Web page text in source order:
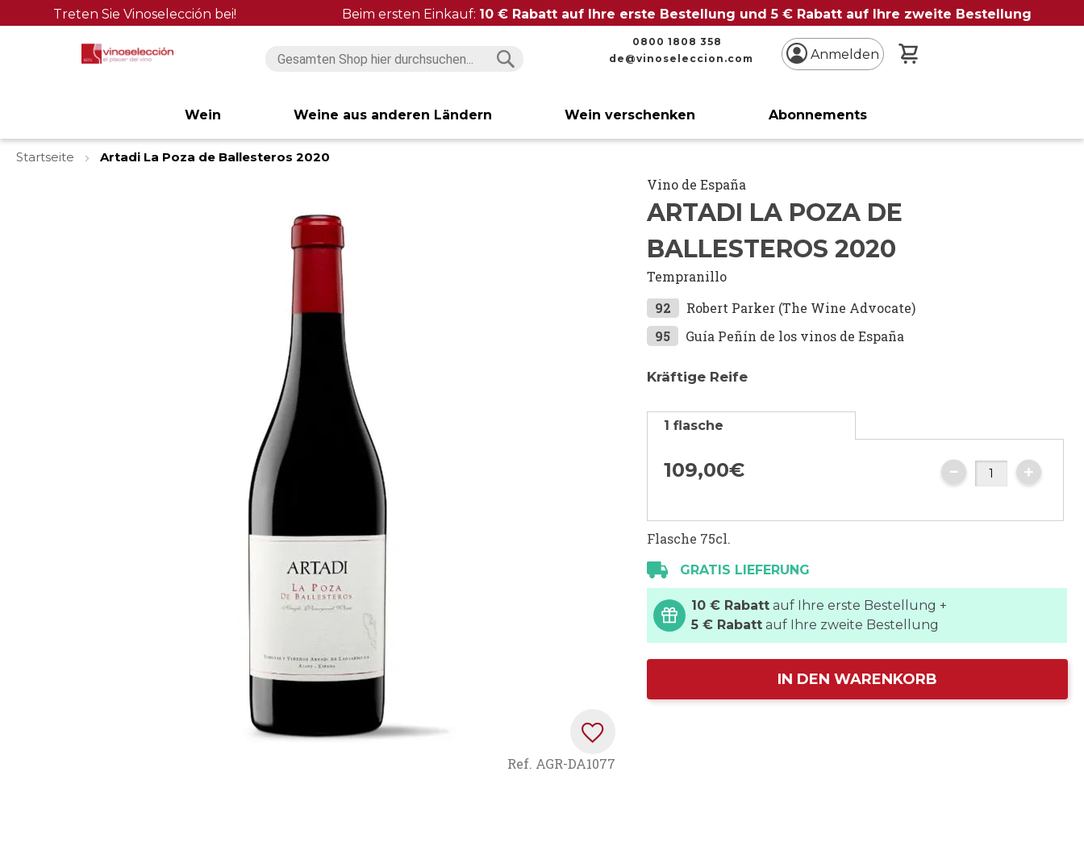
Treten Sie Vinoselección bei! Beim ersten Einkauf: 10 € Rabatt auf Ihre erste Bestellung und 5 € Rabatt auf Ihre zweite Bestellung
0800 1808 358
de@vinoseleccion.com
Anmelden
Wein Weine aus anderen Ländern Wein verschenken Abonnements
Startseite
Artadi La Poza de Ballesteros 2020
Ref. AGR-DA1077
Vino de España
ARTADI LA POZA DE
BALLESTEROS 2020
Tempranillo
92
Robert Parker (The Wine Advocate)
95
Guía Peñín de los vinos de España
Kräftige Reife
1 flasche
109,00€
Flasche 75cl.
GRATIS LIEFERUNG
10 € Rabatt auf Ihre erste Bestellung +
5 € Rabatt auf Ihre zweite Bestellung
IN DEN WARENKORB